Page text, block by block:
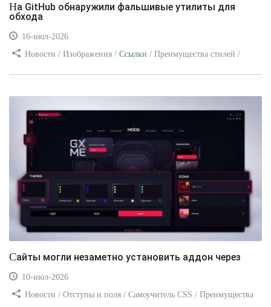
На GitHub обнаружили фальшивые утилиты для
обхода
16-июл-2026
Новости / Изображения / Ссылки / Преимущества стилей /
Сайты могли незаметно установить аддон через
10-июл-2026
Новости / Отступы и поля / Самоучитель CSS / Преимущества